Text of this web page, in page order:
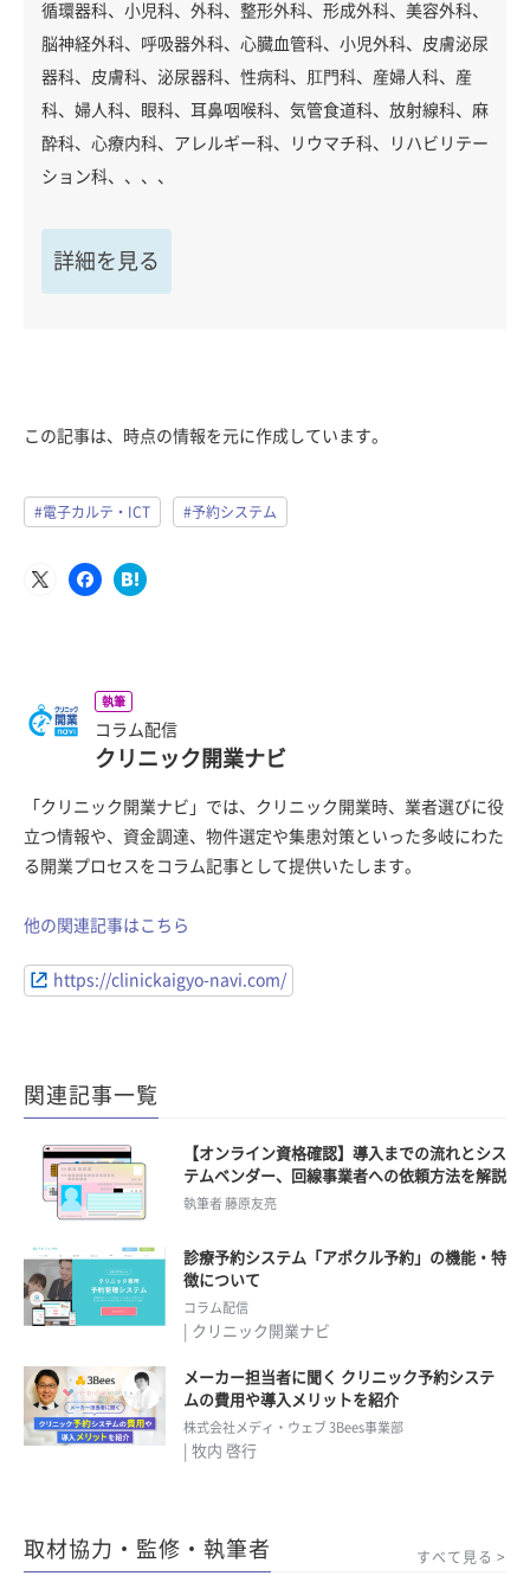
循環器科、小児科、外科、整形外科、形成外科、美容外科、
脳神経外科、呼吸器外科、心臓血管科、小児外科、皮膚泌尿
器科、皮膚科、泌尿器科、性病科、肛門科、産婦人科、産
科、婦人科、眼科、耳鼻咽喉科、気管食道科、放射線科、麻
酔科、心療内科、アレルギー科、リウマチ科、リハビリテー
ション科、、、、
詳細を見る
この記事は、時点の情報を元に作成しています。
#電子カルテ・ICT #予約システム
執筆
コラム配信
クリニック開業ナビ
「クリニック開業ナビ」では、クリニック開業時、業者選びに役
立つ情報や、資金調達、物件選定や集患対策といった多岐にわた
る開業プロセスをコラム記事として提供いたします。
他の関連記事はこちら
https://clinickaigyo-navi.com/
関連記事一覧
【オンライン資格確認】導入までの流れとシス
テムベンダー、回線事業者への依頼方法を解説
執筆者 藤原友亮
診療予約システム「アポクル予約」の機能・特
徴について
コラム配信
| クリニック開業ナビ
メーカー担当者に聞く クリニック予約システ
ムの費用や導入メリットを紹介
株式会社メディ・ウェブ 3Bees事業部
| 牧内 啓行
取材協力・監修・執筆者 すべて見る